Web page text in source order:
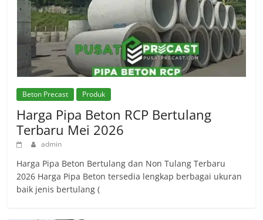
Beton Precast Produk
Harga Pipa Beton RCP Bertulang
Terbaru Mei 2026
admin
Harga Pipa Beton Bertulang dan Non Tulang Terbaru
2026 Harga Pipa Beton tersedia lengkap berbagai ukuran
baik jenis bertulang (